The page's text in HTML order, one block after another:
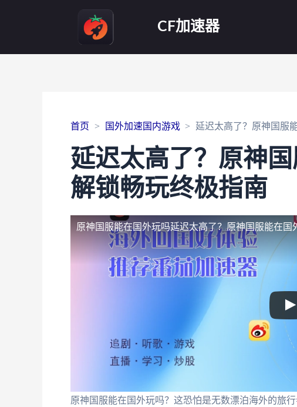
CF加速器
首页 国外加速国内游戏 延迟太高了？原神国服
延迟太高了？原神国
解锁畅玩终极指南
原神国服能在国外玩吗延迟太高了？原神国服能在国
原神国服能在国外玩吗？这恐怕是无数漂泊海外的旅